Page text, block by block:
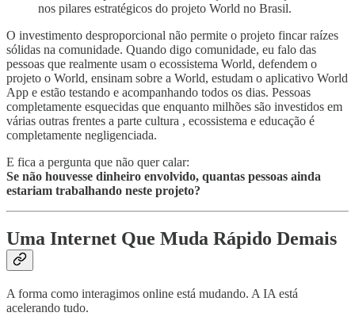
nos pilares estratégicos do projeto World no Brasil.
O investimento desproporcional não permite o projeto fincar raízes
sólidas na comunidade. Quando digo comunidade, eu falo das
pessoas que realmente usam o ecossistema World, defendem o
projeto o World, ensinam sobre a World, estudam o aplicativo World
App e estão testando e acompanhando todos os dias. Pessoas
completamente esquecidas que enquanto milhões são investidos em
várias outras frentes a parte cultura , ecossistema e educação é
completamente negligenciada.
E fica a pergunta que não quer calar:
Se não houvesse dinheiro envolvido, quantas pessoas ainda
estariam trabalhando neste projeto?
Uma Internet Que Muda Rápido Demais
A forma como interagimos online está mudando. A IA está
acelerando tudo.